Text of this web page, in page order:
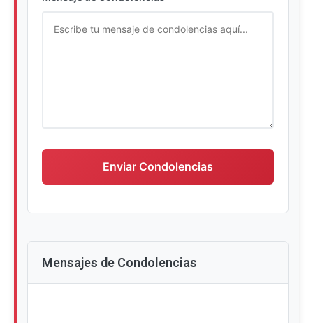
Enviar Condolencias
Mensajes de Condolencias